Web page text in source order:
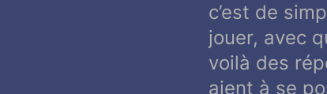
c’est de
jouer, avec
voilà des
aient à se